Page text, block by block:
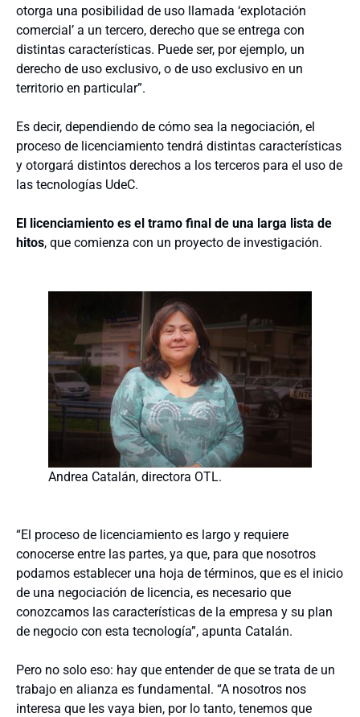
otorga una posibilidad de uso llamada ‘explotación
comercial’ a un tercero, derecho que se entrega con
distintas características. Puede ser, por ejemplo, un
derecho de uso exclusivo, o de uso exclusivo en un
territorio en particular”.
Es decir, dependiendo de cómo sea la negociación, el
proceso de licenciamiento tendrá distintas características
y otorgará distintos derechos a los terceros para el uso de
las tecnologías UdeC.
El licenciamiento es el tramo final de una larga lista de
hitos, que comienza con un proyecto de investigación.
Andrea Catalán, directora OTL.
“El proceso de licenciamiento es largo y requiere
conocerse entre las partes, ya que, para que nosotros
podamos establecer una hoja de términos, que es el inicio
de una negociación de licencia, es necesario que
conozcamos las características de la empresa y su plan
de negocio con esta tecnología”, apunta Catalán.
Pero no solo eso: hay que entender de que se trata de un
trabajo en alianza es fundamental. “A nosotros nos
interesa que les vaya bien, por lo tanto, tenemos que